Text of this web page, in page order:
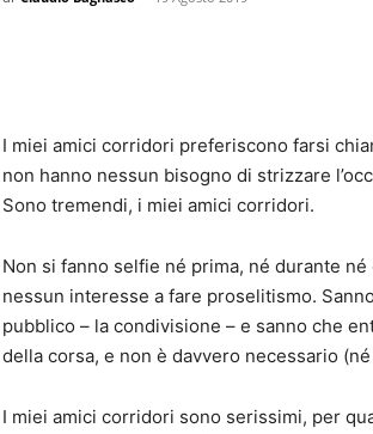
I miei amici corridori preferiscono farsi
non hanno nessun bisogno di strizzare
Sono tremendi, i miei amici corridori.
Non si fanno selfie né prima, né durante
nessun interesse a fare proselitismo.
pubblico – la condivisione – e sanno che
della corsa, e non è davvero necessario
I miei amici corridori sono serissimi, per